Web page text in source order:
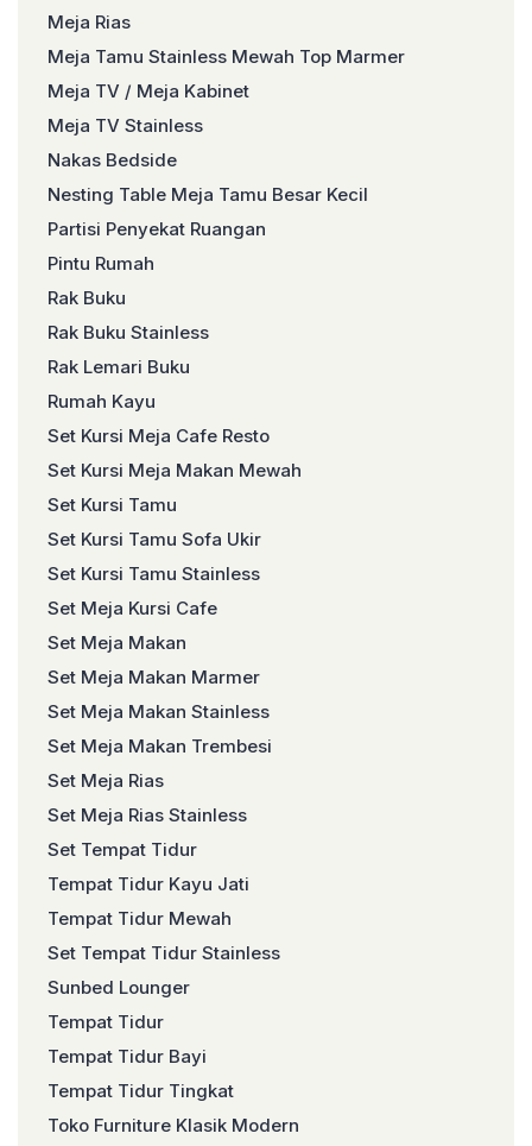
Meja Rias
Meja Tamu Stainless Mewah Top Marmer
Meja TV / Meja Kabinet
Meja TV Stainless
Nakas Bedside
Nesting Table Meja Tamu Besar Kecil
Partisi Penyekat Ruangan
Pintu Rumah
Rak Buku
Rak Buku Stainless
Rak Lemari Buku
Rumah Kayu
Set Kursi Meja Cafe Resto
Set Kursi Meja Makan Mewah
Set Kursi Tamu
Set Kursi Tamu Sofa Ukir
Set Kursi Tamu Stainless
Set Meja Kursi Cafe
Set Meja Makan
Set Meja Makan Marmer
Set Meja Makan Stainless
Set Meja Makan Trembesi
Set Meja Rias
Set Meja Rias Stainless
Set Tempat Tidur
Tempat Tidur Kayu Jati
Tempat Tidur Mewah
Set Tempat Tidur Stainless
Sunbed Lounger
Tempat Tidur
Tempat Tidur Bayi
Tempat Tidur Tingkat
Toko Furniture Klasik Modern